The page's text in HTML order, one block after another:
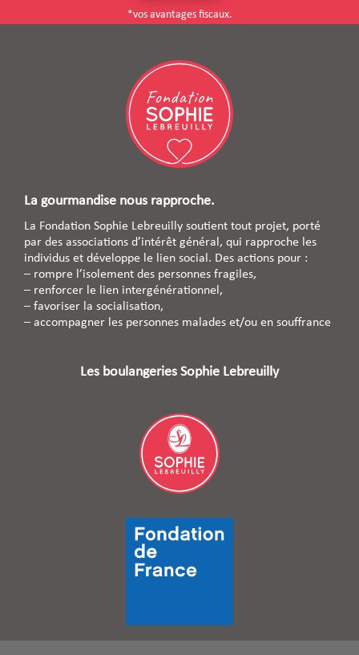
*vos avantages fiscaux.
La gourmandise nous rapproche.
La Fondation Sophie Lebreuilly soutient tout projet, porté
par des associations d’intérêt général, qui rapproche les
individus et développe le lien social. Des actions pour :
– rompre l’isolement des personnes fragiles,
– renforcer le lien intergénérationnel,
– favoriser la socialisation,
– accompagner les personnes malades et/ou en souffrance
Les boulangeries Sophie Lebreuilly